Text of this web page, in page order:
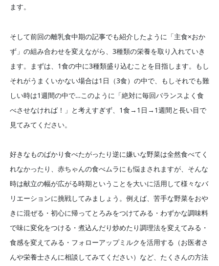
ます。
そして前回の離乳食中期の記事でも紹介したように「主食×おか
ず」の組み合わせを変えながら、3種類の栄養を取り入れていき
ます。まずは、1食の中に3種類盛り込むことを目指します。もし
それがうまくいかない場合は1日（3食）の中で、もしそれでも難
しい時は1週間の中で…このように「絶対に毎回バランスよく食
べさせなければ！」と考えすぎず、1食→1日→1週間と長い目で
見てみてください。
好きなものばかり食べたがったり逆に嫌いな野菜は全然食べてく
れなかったり、赤ちゃんの食べムラにも悩まされますが、そんな
時は献立の幅が広がる時期ということを大いに活用して様々なバ
リエーションに挑戦してみましょう。例えば、苦手な野菜をおや
きに混ぜる・初心に帰ってとろみをつけてみる・わずかな調味料
で味に変化をつける・煮込んだり炒めたり調理法を変えてみる・
食感を変えてみる・フォローアップミルクを活用する（お医者さ
んや栄養士さんに相談してみてください）など、たくさんの方法